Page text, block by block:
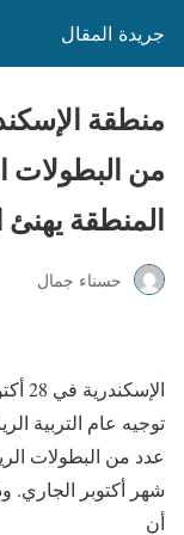
جريدة المقال
منطقة
من البطولات
المنطقة يهنئ
حسناء جمال
توجيه عام التربية
عدد من البطولات
شهر أكتوبر الجاري.
أن